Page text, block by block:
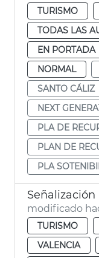
TURISMO
TODAS LAS
EN PORTADA
NORMAL
SANTO CÁLIZ
NEXT
PLA DE
PLAN DE
PLA
modificado
TURISMO
VALENCIA